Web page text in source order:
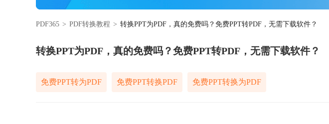
PDF365 > PDF转换教程 > 转换PPT为PDF，真的免费吗？免费PPT转PDF，无需下载软件？
转换PPT为PDF，真的免费吗？免费PPT转PDF，无需下载软件？
免费PPT转为PDF 免费PPT转换PDF 免费PPT转换为PDF